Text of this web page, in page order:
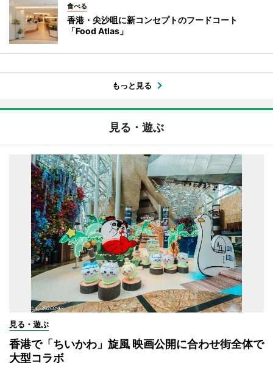
食べる
香港・尖沙咀に新コンセプトのフードコート
「Food Atlas」
もっと見る
見る・遊ぶ
見る・遊ぶ
香港で「ちいかわ」旋風 映画公開に合わせ街全体で
大型コラボ